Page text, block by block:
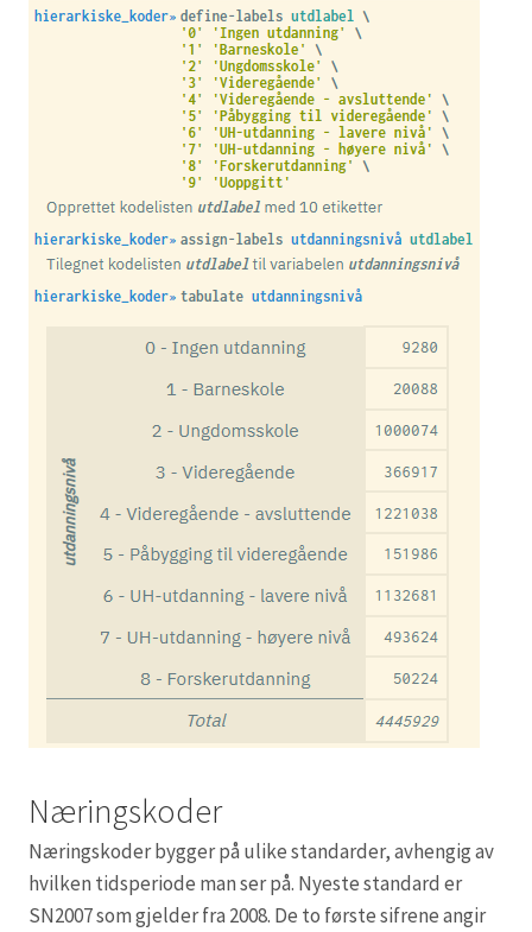
Næringskoder
Næringskoder bygger på ulike standarder, avhengig av
hvilken tidsperiode man ser på. Nyeste standard er
SN2007 som gjelder fra 2008. De to første sifrene angir